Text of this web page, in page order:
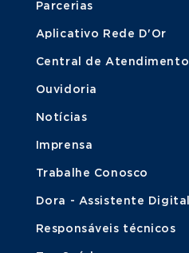
Parcerias
Aplicativo Rede D'Or
Central de Atendimento
Ouvidoria
Notícias
Imprensa
Trabalhe Conosco
Dora - Assistente Digital
Responsáveis técnicos